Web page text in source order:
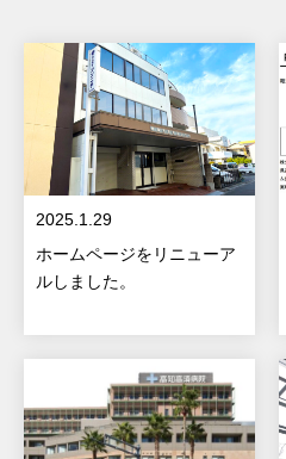
2025.1.29
ホームページをリニューア
ルしました。